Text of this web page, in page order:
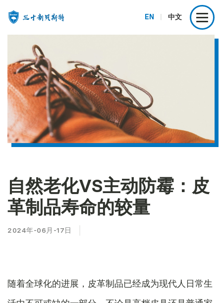
EN 中文
自然老化VS主动防霉：皮
革制品寿命的较量
2024年-06月-17日
随着全球化的进展，皮革制品已经成为现代人日常生